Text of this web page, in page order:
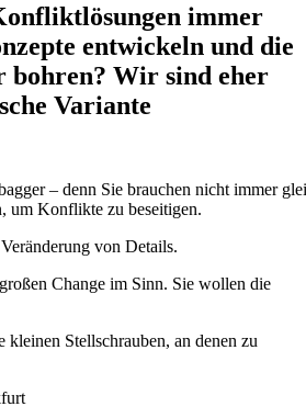
immer
entwickeln und die
bohren? Wir sind eher
Variante
– denn Sie brauchen nicht immer
um Konflikte zu beseitigen.
von Details.
Change im Sinn. Sie wollen die
Stellschrauben, an denen zu